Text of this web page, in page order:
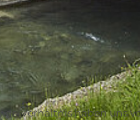
Verhältnis haben uns